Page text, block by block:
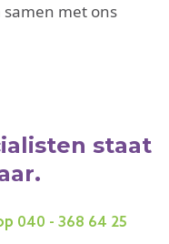
met ons
staat
040 - 368 64 25